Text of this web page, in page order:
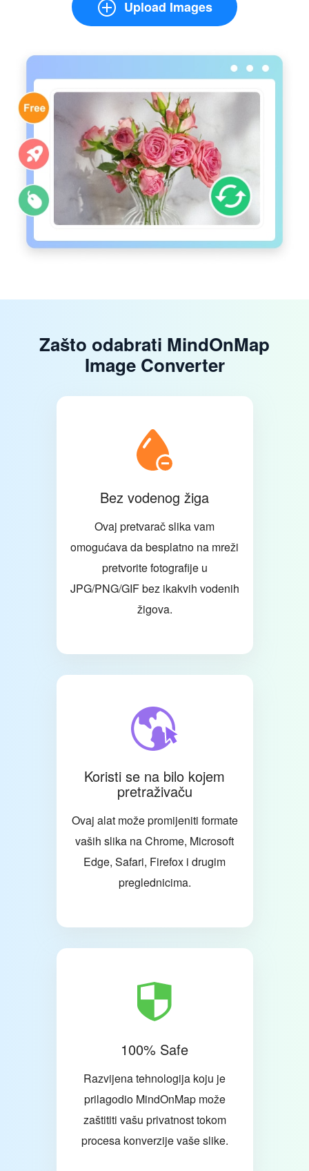
Upload Images
Zašto odabrati MindOnMap
Image Converter
Bez vodenog žiga
Ovaj pretvarač slika vam
omogućava da besplatno na mreži
pretvorite fotografije u
JPG/PNG/GIF bez ikakvih vodenih
žigova.
Koristi se na bilo kojem
pretraživaču
Ovaj alat može promijeniti formate
vaših slika na Chrome, Microsoft
Edge, Safari, Firefox i drugim
preglednicima.
100% Safe
Razvijena tehnologija koju je
prilagodio MindOnMap može
zaštititi vašu privatnost tokom
procesa konverzije vaše slike.